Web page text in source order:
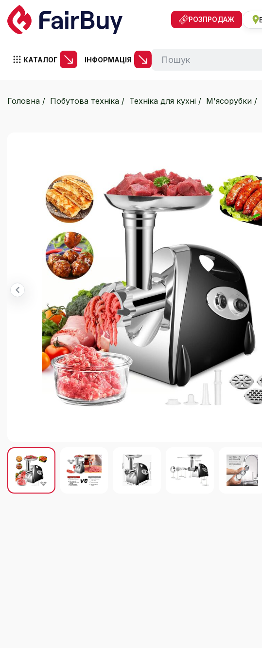
РОЗПРОДАЖ
КАТАЛОГ ІНФОРМАЦІЯ
Головна Побутова техніка Техніка для кухні М'ясорубки